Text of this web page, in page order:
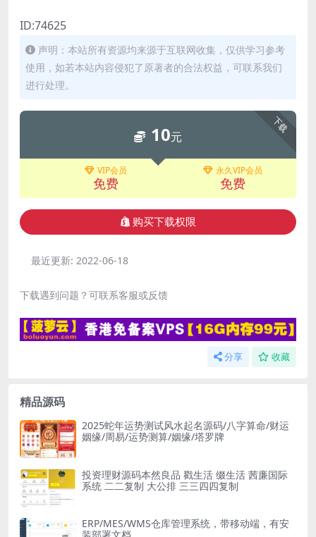
ID:74625
声明：本站所有资源均来源于互联网收集，仅供学习参考
使用，如若本站内容侵犯了原著者的合法权益，可联系我们
进行处理。
下载
10元
VIP会员
免费
永久VIP会员
免费
购买下载权限
最近更新: 2022-06-18
下载遇到问题？可联系客服或反馈
分享 收藏
精品源码
2025蛇年运势测试风水起名源码/八字算命/财运
姻缘/周易/运势测算/姻缘/塔罗牌
投资理财源码本然良品 戳生活 缀生活 茜廉国际
系统 二二复制 大公排 三三四四复制
ERP/MES/WMS仓库管理系统，带移动端，有安